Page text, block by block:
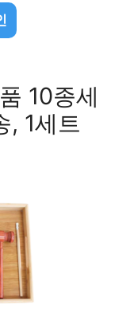
10종세
, 1세트